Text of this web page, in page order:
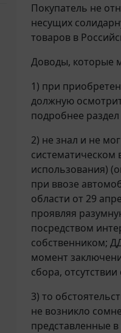
Покупатель не
несущих
товаров в
Доводы, которые
1) при
должную
подробнее
2) не знал и не
систематическом
использования)
при ввозе
области от 29
проявляя
посредством
собственником;
момент
сбора,
3) то
не возникло
представленные